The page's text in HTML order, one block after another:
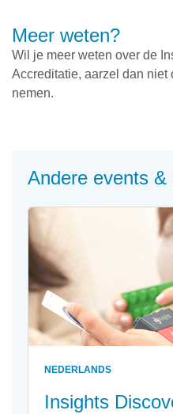
Meer weten?
Wil je meer weten over de
Accreditatie, aarzel dan niet
nemen.
Andere events &
NEDERLANDS
Insights